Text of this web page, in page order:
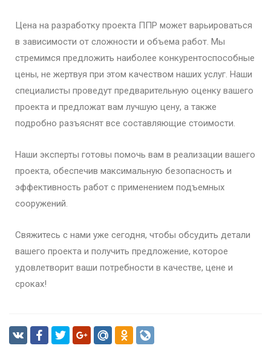
Цена на разработку проекта ППР может варьироваться
в зависимости от сложности и объема работ. Мы
стремимся предложить наиболее конкурентоспособные
цены, не жертвуя при этом качеством наших услуг. Наши
специалисты проведут предварительную оценку вашего
проекта и предложат вам лучшую цену, а также
подробно разъяснят все составляющие стоимости.
Наши эксперты готовы помочь вам в реализации вашего
проекта, обеспечив максимальную безопасность и
эффективность работ с применением подъемных
сооружений.
Свяжитесь с нами уже сегодня, чтобы обсудить детали
вашего проекта и получить предложение, которое
удовлетворит ваши потребности в качестве, цене и
сроках!